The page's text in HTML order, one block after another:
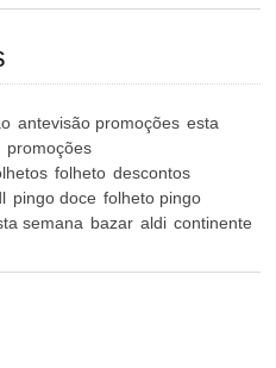
antevisão promoções esta
promoções
folheto descontos
pingo doce folheto pingo
semana bazar aldi continente